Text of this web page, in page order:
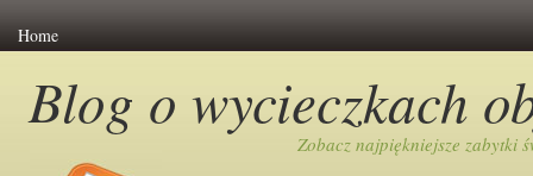
Home
Blog o wycieczkach
Zobacz najpiękniejsze zabytki